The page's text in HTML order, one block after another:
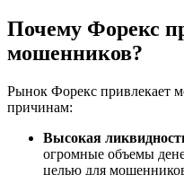
Почему Форекс
мошенников?
Рынок Форекс привлекает
причинам:
Высокая
огромные объемы
целью для